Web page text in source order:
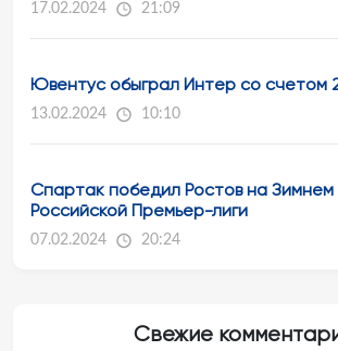
17.02.2024 21:09
Ювентус обыграл Интер со счетом
13.02.2024 10:10
Спартак победил Ростов на Зимнем
Российской Премьер-лиги
07.02.2024 20:24
Свежие